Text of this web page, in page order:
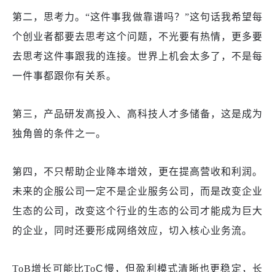
第二，思考力。“这件事我做靠谱吗？”这句话我希望每
个创业者都要去思考这个问题，不光要有热情，更多要
去思考这件事跟我的连接。世界上机会太多了，不是每
一件事都跟你有关系。
第三，产品研发高投入、高科技人才多储备，这是成为
独角兽的条件之一。
第四，不只帮助企业降本增效，更在提高营收和利润 。
未来的企服公司一定不是企业服务公司，而是改变企业
生态的公司，改变这个行业的生态的公司才能成为巨大
的企业，同时还要形成网络效应，切入核心业务流。
ToB增长可能比ToC慢，但盈利模式清晰也更稳定 ，长